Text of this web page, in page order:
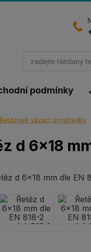
podmínky
Řetězové vázací prostředky
d 6x18